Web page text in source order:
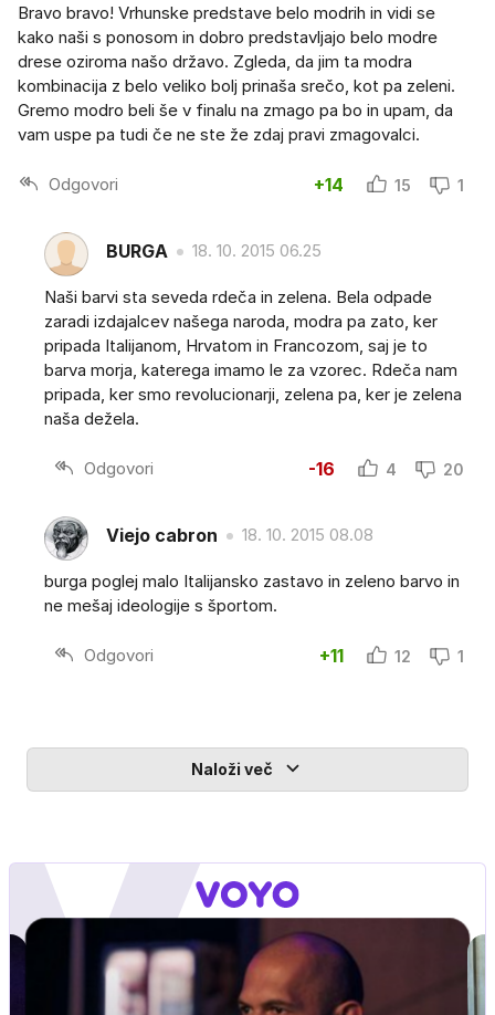
Bravo bravo! Vrhunske predstave belo modrih in vidi se
kako naši s ponosom in dobro predstavljajo belo modre
drese oziroma našo državo. Zgleda, da jim ta modra
kombinacija z belo veliko bolj prinaša srečo, kot pa zeleni.
Gremo modro beli še v finalu na zmago pa bo in upam, da
vam uspe pa tudi če ne ste že zdaj pravi zmagovalci.
Odgovori +14 15 1
BURGA 18. 10. 2015 06.25
Naši barvi sta seveda rdeča in zelena. Bela odpade
zaradi izdajalcev našega naroda, modra pa zato, ker
pripada Italijanom, Hrvatom in Francozom, saj je to
barva morja, katerega imamo le za vzorec. Rdeča nam
pripada, ker smo revolucionarji, zelena pa, ker je zelena
naša dežela.
Odgovori -16 4 20
Viejo cabron 18. 10. 2015 08.08
burga poglej malo Italijansko zastavo in zeleno barvo in
ne mešaj ideologije s športom.
Odgovori +11 12 1
Naloži več